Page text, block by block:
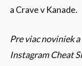
a Crave v Kanade.
Pre viac noviniek
Instagram Cheat